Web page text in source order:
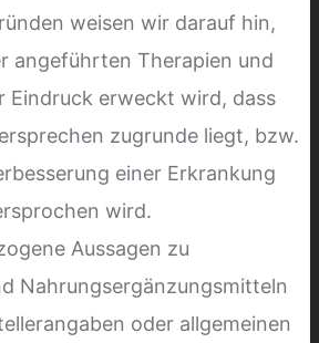
weisen wir darauf hin,
angeführten Therapien und
Eindruck erweckt wird, dass
zugrunde liegt, bzw.
einer Erkrankung
wird.
Aussagen zu
Nahrungsergänzungsmitteln
oder allgemeinen